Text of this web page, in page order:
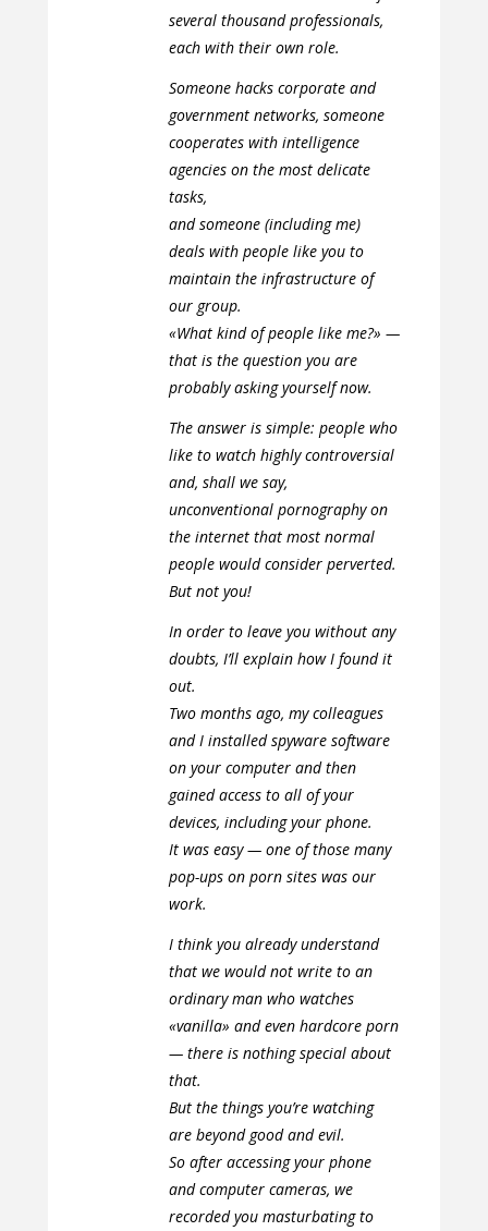
several thousand professionals,
each with their own role.
Someone hacks corporate and
government networks, someone
cooperates with intelligence
agencies on the most delicate
tasks,
and someone (including me)
deals with people like you to
maintain the infrastructure of
our group.
«What kind of people like me?» —
that is the question you are
probably asking yourself now.
The answer is simple: people who
like to watch highly controversial
and, shall we say,
unconventional pornography on
the internet that most normal
people would consider perverted.
But not you!
In order to leave you without any
doubts, I’ll explain how I found it
out.
Two months ago, my colleagues
and I installed spyware software
on your computer and then
gained access to all of your
devices, including your phone.
It was easy — one of those many
pop-ups on porn sites was our
work.
I think you already understand
that we would not write to an
ordinary man who watches
«vanilla» and even hardcore porn
— there is nothing special about
that.
But the things you’re watching
are beyond good and evil.
So after accessing your phone
and computer cameras, we
recorded you masturbating to